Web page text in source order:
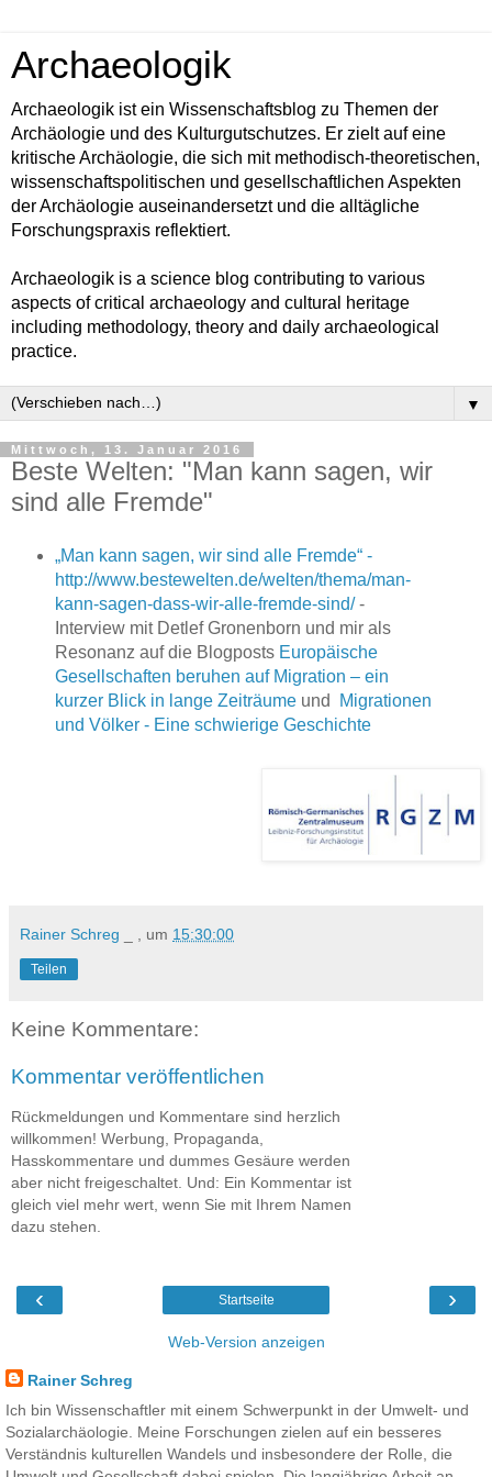
Archaeologik
Archaeologik ist ein Wissenschaftsblog zu Themen der
Archäologie und des Kulturgutschutzes. Er zielt auf eine
kritische Archäologie, die sich mit methodisch-theoretischen,
wissenschaftspolitischen und gesellschaftlichen Aspekten
der Archäologie auseinandersetzt und die alltägliche
Forschungspraxis reflektiert.
Archaeologik is a science blog contributing to various
aspects of critical archaeology and cultural heritage
including methodology, theory and daily archaeological
practice.
▼
Mittwoch, 13. Januar 2016
Beste Welten: "Man kann sagen, wir
sind alle Fremde"
„Man kann sagen, wir sind alle Fremde“ -
http://www.bestewelten.de/welten/thema/man-
kann-sagen-dass-wir-alle-fremde-sind/-
Interview mit Detlef Gronenborn und mir als
Resonanz auf die Blogposts Europäische
Gesellschaften beruhen auf Migration – ein
kurzer Blick in lange Zeiträumeund
Migrationen
und Völker - Eine schwierige Geschichte
Rainer Schreg _ , um 15:30:00
Teilen
Keine Kommentare:
Kommentar veröffentlichen
Rückmeldungen und Kommentare sind herzlich
willkommen! Werbung, Propaganda,
Hasskommentare und dummes Gesäure werden
aber nicht freigeschaltet. Und: Ein Kommentar ist
gleich viel mehr wert, wenn Sie mit Ihrem Namen
dazu stehen.
‹ ›
Startseite
Web-Version anzeigen
Rainer Schreg
Ich bin Wissenschaftler mit einem Schwerpunkt in der Umwelt- und
Sozialarchäologie. Meine Forschungen zielen auf ein besseres
Verständnis kulturellen Wandels und insbesondere der Rolle, die